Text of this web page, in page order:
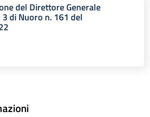
del Direttore Generale
3 di Nuoro n. 161 del